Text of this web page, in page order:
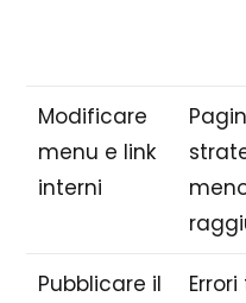
Modificare
menu e link
interni
Pubblicare il